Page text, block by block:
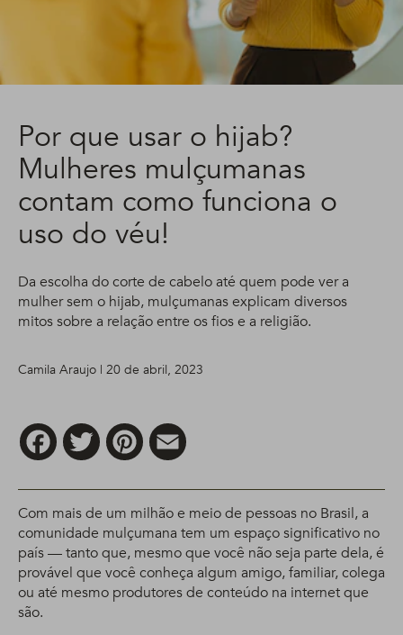
Por que usar o hijab?
Mulheres mulçumanas
contam como funciona o
uso do véu!
Da escolha do corte de cabelo até quem pode ver a
mulher sem o hijab, mulçumanas explicam diversos
mitos sobre a relação entre os fios e a religião.
Camila Araujo | 20 de abril, 2023
FacebookTwitter Pinterest
Com mais de um milhão e meio de pessoas no Brasil, a
comunidade mulçumana tem um espaço significativo no
país — tanto que, mesmo que você não seja parte dela, é
provável que você conheça algum amigo, familiar, colega
ou até mesmo produtores de conteúdo na internet que
são.